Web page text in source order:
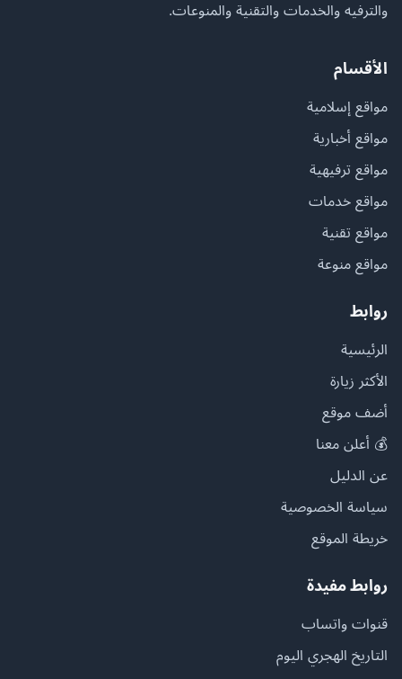
والترفيه والخدمات والتقنية والمنوعات.
الأقسام
مواقع إسلامية
مواقع أخبارية
مواقع ترفيهية
مواقع خدمات
مواقع تقنية
مواقع منوعة
روابط
الرئيسية
الأكثر زيارة
أضف موقع
💰 أعلن معنا
عن الدليل
سياسة الخصوصية
خريطة الموقع
روابط مفيدة
قنوات واتساب
التاريخ الهجري اليوم